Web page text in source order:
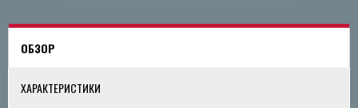
ОБЗОР
ХАРАКТЕРИСТИКИ